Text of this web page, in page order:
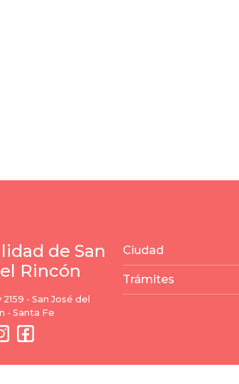
de San
Rincón
- San José del
- Santa Fe
Ciudad
Trámites